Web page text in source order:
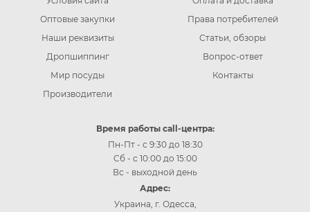
Оптовые закупки
Наши реквизиты
Дропшиппинг
Мир посуды
Производители
Права потребителей
Статьи, обзоры
Вопрос-ответ
Контакты
Время работы call-центра:
Пн-Пт - с 9:30 до 18:30
Сб - с 10:00 до 15:00
Вс - выходной день
Адрес:
Украина, г. Одесса,